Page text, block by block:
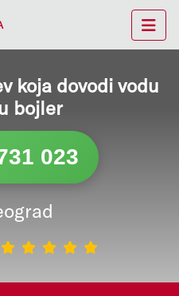
koja dovodi vodu
bojler
023